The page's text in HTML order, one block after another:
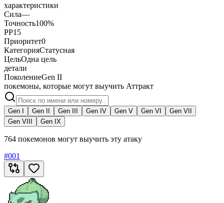
характеристики
Сила—
Точность100%
PP15
Приоритет0
КатегорияСтатусная
ЦельОдна цель
детали
ПоколениеGen II
покемоны, которые могут выучить Аттракт
Gen I Gen II Gen III Gen IV Gen V Gen VI
Gen VII
Gen VIII
Gen IX
764 покемонов могут выучить эту атаку
#001